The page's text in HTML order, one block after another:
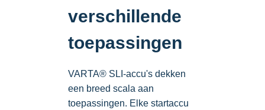
verschillende
toepassingen
VARTA® SLI-accu's dekken
een breed scala aan
toepassingen. Elke startaccu